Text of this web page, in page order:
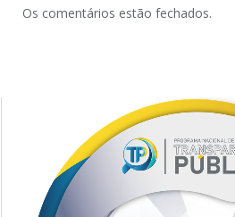
Os comentários estão fechados.